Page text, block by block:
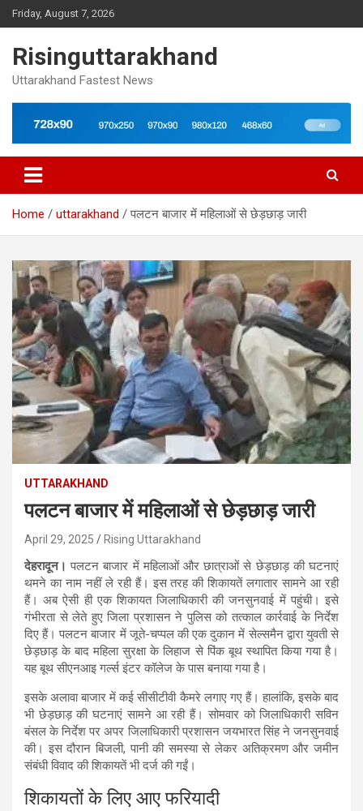
Skip
to
Friday, August 7, 2026
Risinguttarakhand
Uttarakhand Fastest News
Home uttarakhand पलटन बाजार में महिलाओं से छेड़छाड़ जारी
UTTARAKHAND
पलटन बाजार में महिलाओं से छेड़छाड़ जारी
April 29, 2025 Rising Uttarakhand
देहरादून। पलटन बाजार में महिलाओं और छात्राओं से छेड़छाड़ की घटनाएं
थमने का नाम नहीं ले रही हैं। इस तरह की शिकायतें लगातार सामने आ रही
हैं। अब ऐसी ही एक शिकायत जिलाधिकारी की जनसुनवाई में पहुंची। इसे
गंभीरता से लेते हुए जिला प्रशासन ने पुलिस को तत्काल कार्रवाई के निर्देश
दिए हैं। पलटन बाजार में जूते-चप्पल की एक दुकान में सेल्समैन द्वारा युवती से
छेड़छाड़ के बाद महिला सुरक्षा के लिहाज से पिंक बूथ स्थापित किया गया है।
यह बूथ सीएनआइ गर्ल्स इंटर कॉलेज के पास बनाया गया है।
इसके अलावा बाजार में कई सीसीटीवी कैमरे लगाए गए हैं। हालांकि, इसके बाद
भी छेड़छाड़ की घटनाएं सामने आ रही हैं। सोमवार को जिलाधिकारी सविन
बंसल के निर्देश पर अपर जिलाधिकारी प्रशासन जयभारत सिंह ने जनसुनवाई
की। इस दौरान बिजली, पानी की समस्या से लेकर अतिक्रमण और जमीन
संबंधी विवाद की शिकायतें भी दर्ज की गईं।
शिकायतों के लिए आए फरियादी